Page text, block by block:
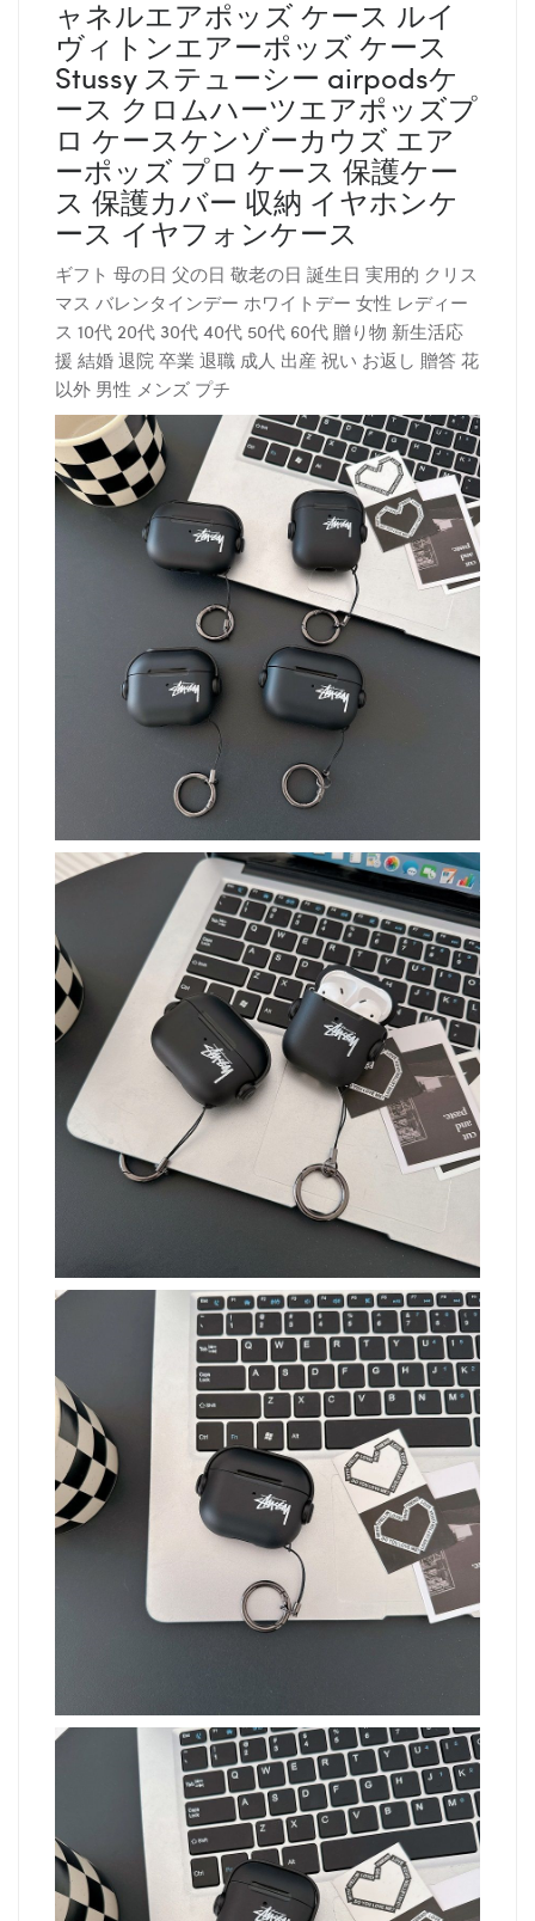
ャネルエアポッズ ケース ルイ
ヴィトンエアーポッズ ケース
Stussy ステューシー airpodsケ
ース クロムハーツエアポッズプ
ロ ケースケンゾーカウズ エア
ーポッズ プロ ケース 保護ケー
ス 保護カバー 収納 イヤホンケ
ース イヤフォンケース
ギフト 母の日 父の日 敬老の日 誕生日 実用的 クリス
マス バレンタインデー ホワイトデー 女性 レディー
ス 10代 20代 30代 40代 50代 60代 贈り物 新生活応
援 結婚 退院 卒業 退職 成人 出産 祝い お返し 贈答 花
以外 男性 メンズ プチ